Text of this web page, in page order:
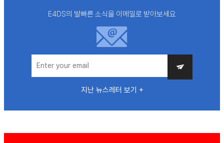
E4DS의 발빠른 소식을 이메일로 받아보세요
지난 뉴스레터 보기 +